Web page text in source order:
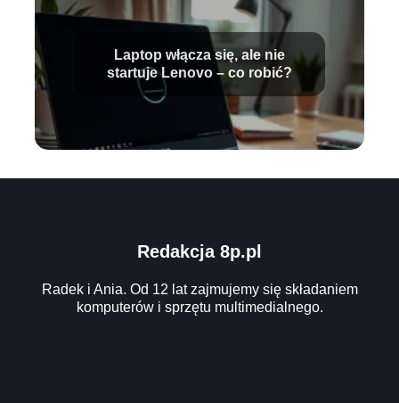
Laptop włącza się, ale nie
startuje Lenovo – co robić?
Redakcja 8p.pl
Radek i Ania. Od 12 lat zajmujemy się składaniem
komputerów i sprzętu multimedialnego.